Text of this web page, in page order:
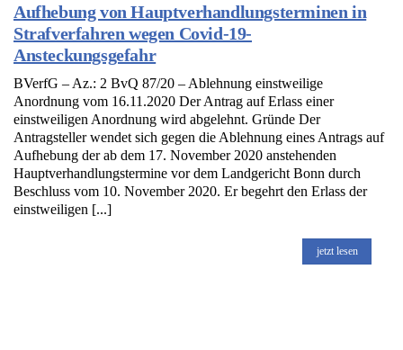
Aufhebung von Hauptverhandlungsterminen in
Strafverfahren wegen Covid-19-
Ansteckungsgefahr
BVerfG – Az.: 2 BvQ 87/20 – Ablehnung einstweilige
Anordnung vom 16.11.2020 Der Antrag auf Erlass einer
einstweiligen Anordnung wird abgelehnt. Gründe Der
Antragsteller wendet sich gegen die Ablehnung eines Antrags auf
Aufhebung der ab dem 17. November 2020 anstehenden
Hauptverhandlungstermine vor dem Landgericht Bonn durch
Beschluss vom 10. November 2020. Er begehrt den Erlass der
einstweiligen [...]
jetzt lesen